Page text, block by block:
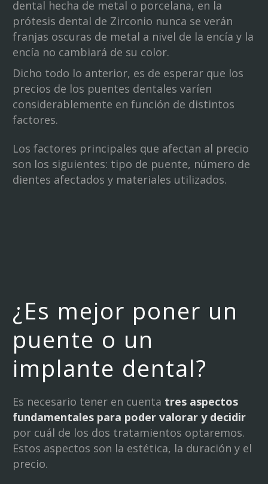
dental hecha de metal o porcelana, en la
prótesis dental de Zirconio nunca se verán
franjas oscuras de metal a nivel de la encía y la
encía no cambiará de su color.
Dicho todo lo anterior, es de esperar que los
precios de los puentes dentales varíen
considerablemente en función de distintos
factores.
Los factores principales que afectan al precio
son los siguientes: tipo de puente, número de
dientes afectados y materiales utilizados.
¿Es mejor poner un
puente o un
implante dental?
Es necesario tener en cuenta tres aspectos
fundamentales para poder valorar y decidir
por cuál de los dos tratamientos optaremos.
Estos aspectos son la estética, la duración y el
precio.